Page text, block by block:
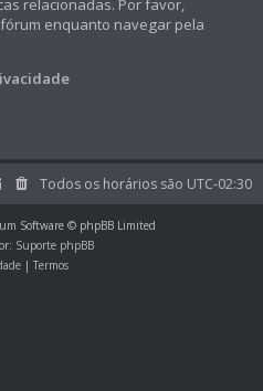
relacionadas. Por favor,
enquanto navegar pela
Todos os horários são UTC-02:30
Software © phpBB Limited
Suporte phpBB
| Termos